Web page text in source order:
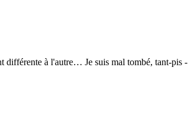
différente à l'autre… Je suis mal tombé, tant-pis -